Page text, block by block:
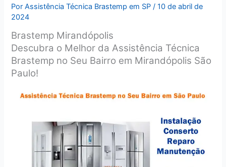
PorAssistência Técnica Brastemp em SP /10 de abril de
2024
Brastemp Mirandópolis
Descubra o Melhor da Assistência Técnica
Brastemp no Seu Bairro em Mirandópolis São
Paulo!